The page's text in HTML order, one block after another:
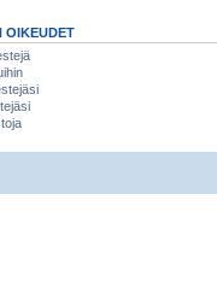
OIKEUDET